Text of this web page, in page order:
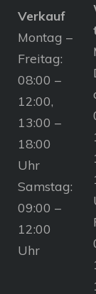
Verkauf
Montag –
Freitag:
08:00 –
12:00,
13:00 –
18:00
Uhr
Samstag:
09:00 –
12:00
Uhr